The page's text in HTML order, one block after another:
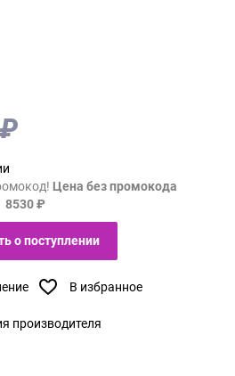
Цена без промокода
8530 ₽
о поступлении
В избранное
производителя